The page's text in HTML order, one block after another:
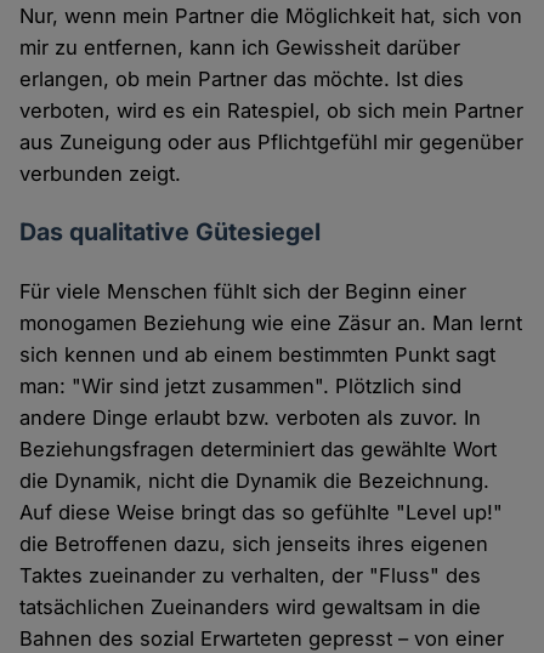
Nur, wenn mein Partner die Möglichkeit hat, sich von
mir zu entfernen, kann ich Gewissheit darüber
erlangen, ob mein Partner das möchte. Ist dies
verboten, wird es ein Ratespiel, ob sich mein Partner
aus Zuneigung oder aus Pflichtgefühl mir gegenüber
verbunden zeigt.
Das qualitative Gütesiegel
Für viele Menschen fühlt sich der Beginn einer
monogamen Beziehung wie eine Zäsur an. Man lernt
sich kennen und ab einem bestimmten Punkt sagt
man: "Wir sind jetzt zusammen". Plötzlich sind
andere Dinge erlaubt bzw. verboten als zuvor. In
Beziehungsfragen determiniert das gewählte Wort
die Dynamik, nicht die Dynamik die Bezeichnung.
Auf diese Weise bringt das so gefühlte "Level up!"
die Betroffenen dazu, sich jenseits ihres eigenen
Taktes zueinander zu verhalten, der "Fluss" des
tatsächlichen Zueinanders wird gewaltsam in die
Bahnen des sozial Erwarteten gepresst – von einer